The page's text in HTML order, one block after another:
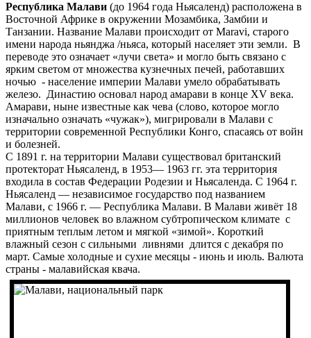
Республика Малави (до 1964 года Ньясаленд) расположена в
Восточной Африке в окружении Мозамбика, Замбии и
Танзании. Название Малави происходит от Maravi, старого
имени народа ньянджа /ньяса, который населяет эти земли. В
переводе это означает «лучи света» и могло быть связано с
ярким светом от множества кузнечных печей, работавших
ночью - население империи Малави умело обрабатывать
железо. Династию основал народ амарави в конце XV века.
Амарави, ныне известные как чева (слово, которое могло
изначально означать «чужак»), мигрировали в Малави с
территории современной Республики Конго, спасаясь от войн
и болезней.
С 1891 г. на территории Малави существовал британский
протекторат Ньясаленд, в 1953— 1963 гг. эта территория
входила в состав Федерации Родезии и Ньясаленда. С 1964 г.
Ньясаленд — независимое государство под названием
Малави, с 1966 г. — Республика Малави. В Малави живёт 18
миллионов человек во влажном субтропическом климате с
приятным теплым летом и мягкой «зимой». Короткий
влажный сезон с сильными ливнями длится с декабря по
март. Самые холодные и сухие месяцы - июнь и июль. Валюта
страны - малавийская квача.